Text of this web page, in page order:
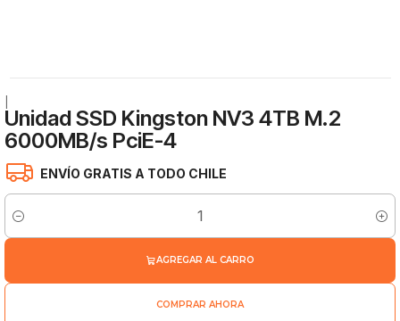
Unidad SSD Kingston NV3 4TB M.2
6000MB/s PciE-4
ENVÍO GRATIS A TODO CHILE
Cantidad
AGREGAR AL CARRO
COMPRAR AHORA